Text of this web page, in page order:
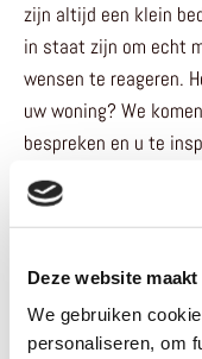
Deze website
We gebruiken
personaliseren, om
zijn altijd een klein
in staat zijn om echt
wensen te reageren.
uw woning? We
bespreken en u te
Vooral aannemers,
staat ook op korte
u houten deuren,
maken, maar niet te